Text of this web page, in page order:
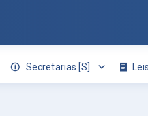
Secretarias [S]